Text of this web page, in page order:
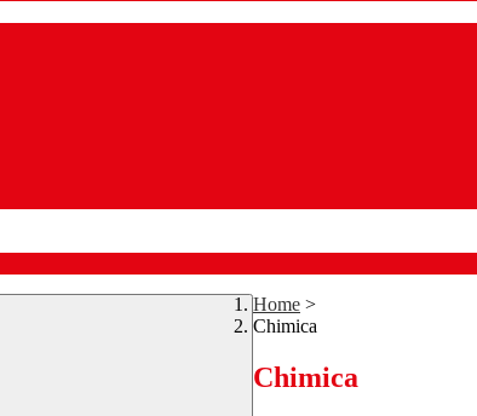
Home >
Chimica
Chimica